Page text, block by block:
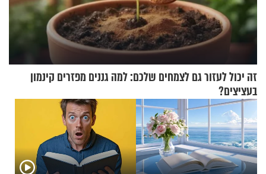
זה יכול לעזור גם לצמחים שלכם: למה גננים מפזרים קינמון
בעציצים?